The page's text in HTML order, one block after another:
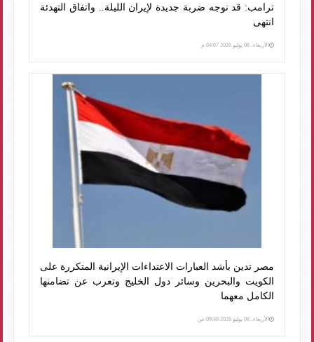
ترامب: قد نوجه ضربة جديدة لإيران الليلة.. واتفاق التهدئة
انتهى
الأربعاء، 08 يوليو 2026 04:07 م
مصر تدين بأشد العبارات الاعتداءات الإيرانية المتكررة على
الكويت والبحرين وسائر دول الخليج وتعرب عن تضامنها
الكامل معهما
الأربعاء، 08 يوليو 2026 09:48 ص